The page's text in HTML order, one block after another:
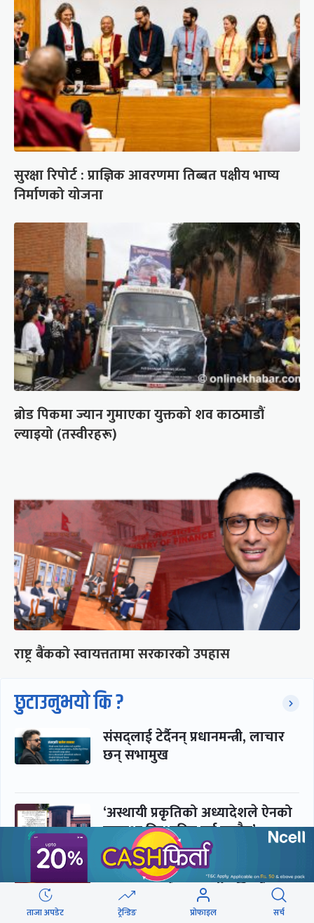
सुरक्षा रिपोर्ट : प्राज्ञिक आवरणमा तिब्बत पक्षीय भाष्य
निर्माणको योजना
ब्रोड पिकमा ज्यान गुमाएका युक्तको शव काठमाडौं
ल्याइयो (तस्वीरहरू)
राष्ट्र बैंकको स्वायत्ततामा सरकारको उपहास
छुटाउनुभयो कि ?
संसद्लाई टेर्दैनन् प्रधानमन्त्री, लाचार
छन् सभामुख
‘अस्थायी प्रकृतिको अध्यादेशले ऐनको
व्यवस्था विस्थापित गर्न सक्दैन’
सरकार-प्रसाईं लुकामारी : छिनमै
पक्राउ, तुरुन्तै रिहा
ताजा अपडेट ट्रेन्डिङ प्रोफाइल सर्च